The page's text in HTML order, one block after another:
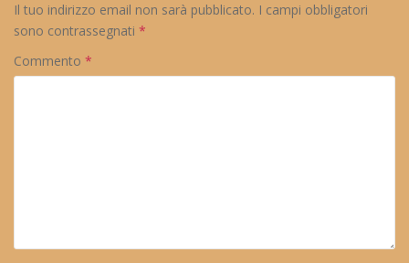
Il tuo indirizzo email non sarà pubblicato. I campi obbligatori
sono contrassegnati *
Commento *